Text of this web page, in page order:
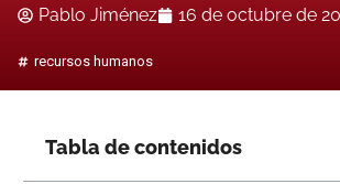
Pablo Jiménez 16 de octubre de
recursos humanos
Tabla de contenidos